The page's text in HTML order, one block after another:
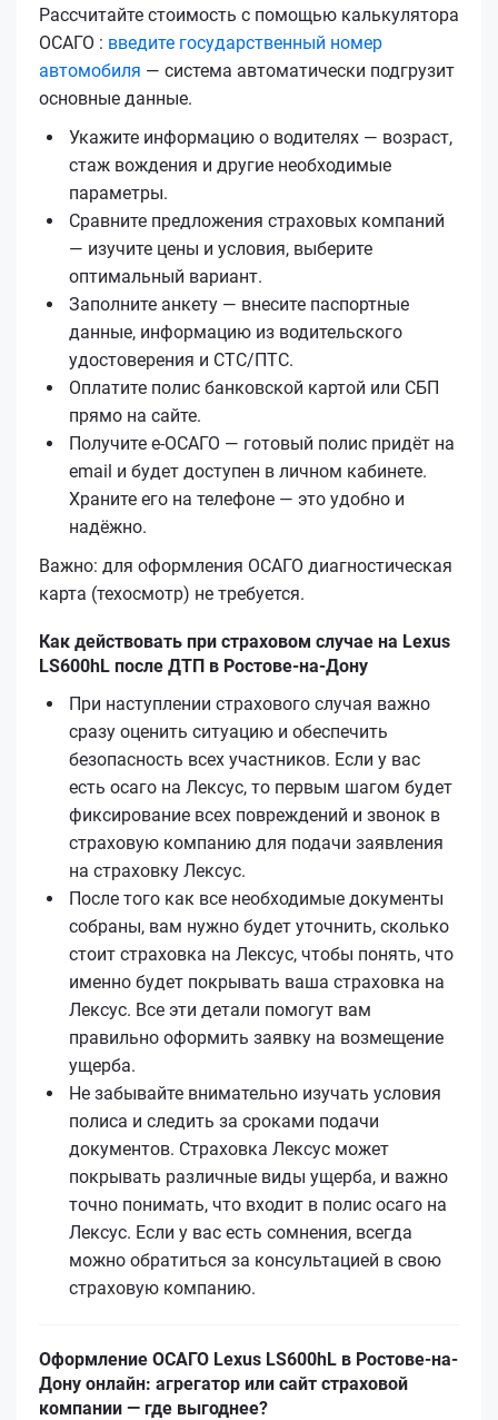
Рассчитайте стоимость с помощью калькулятора
ОСАГО : введите государственный номер
автомобиля — система автоматически подгрузит
основные данные.
Укажите информацию о водителях — возраст,
стаж вождения и другие необходимые
параметры.
Сравните предложения страховых компаний
— изучите цены и условия, выберите
оптимальный вариант.
Заполните анкету — внесите паспортные
данные, информацию из водительского
удостоверения и СТС/ПТС.
Оплатите полис банковской картой или СБП
прямо на сайте.
Получите е‑ОСАГО — готовый полис придёт на
email и будет доступен в личном кабинете.
Храните его на телефоне — это удобно и
надёжно.
Важно: для оформления ОСАГО диагностическая
карта (техосмотр) не требуется.
Как действовать при страховом случае на Lexus
LS600hL после ДТП в Ростове-на-Дону
При наступлении страхового случая важно
сразу оценить ситуацию и обеспечить
безопасность всех участников. Если у вас
есть осаго на Лексус, то первым шагом будет
фиксирование всех повреждений и звонок в
страховую компанию для подачи заявления
на страховку Лексус.
После того как все необходимые документы
собраны, вам нужно будет уточнить, сколько
стоит страховка на Лексус, чтобы понять, что
именно будет покрывать ваша страховка на
Лексус. Все эти детали помогут вам
правильно оформить заявку на возмещение
ущерба.
Не забывайте внимательно изучать условия
полиса и следить за сроками подачи
документов. Страховка Лексус может
покрывать различные виды ущерба, и важно
точно понимать, что входит в полис осаго на
Лексус. Если у вас есть сомнения, всегда
можно обратиться за консультацией в свою
страховую компанию.
Оформление ОСАГО Lexus LS600hL в Ростове-на-
Дону онлайн: агрегатор или сайт страховой
компании — где выгоднее?